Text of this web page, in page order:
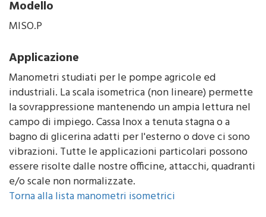
Modello
MISO.P
Applicazione
Manometri studiati per le pompe agricole ed
industriali. La scala isometrica (non lineare) permette
la sovrappressione mantenendo un ampia lettura nel
campo di impiego. Cassa Inox a tenuta stagna o a
bagno di glicerina adatti per l'esterno o dove ci sono
vibrazioni. Tutte le applicazioni particolari possono
essere risolte dalle nostre officine, attacchi, quadranti
e/o scale non normalizzate.
Torna alla lista manometri isometrici